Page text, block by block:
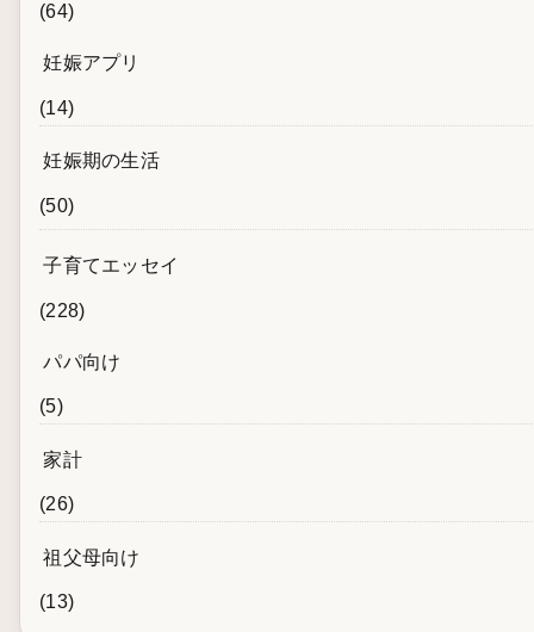
(64)
妊娠アプリ
(14)
妊娠期の生活
(50)
子育てエッセイ
(228)
パパ向け
(5)
家計
(26)
祖父母向け
(13)